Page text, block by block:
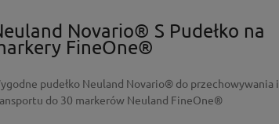
Novario® S Pudełko na
FineOne®
pudełko Neuland Novario® do przechowywania i
do 30 markerów Neuland FineOne®